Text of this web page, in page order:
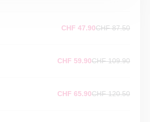
CHF 47.90CHF 87.50
CHF 59.90CHF 109.90
CHF 65.90CHF 120.50